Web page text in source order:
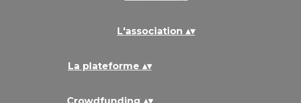
L'association ▴▾
La plateforme ▴▾